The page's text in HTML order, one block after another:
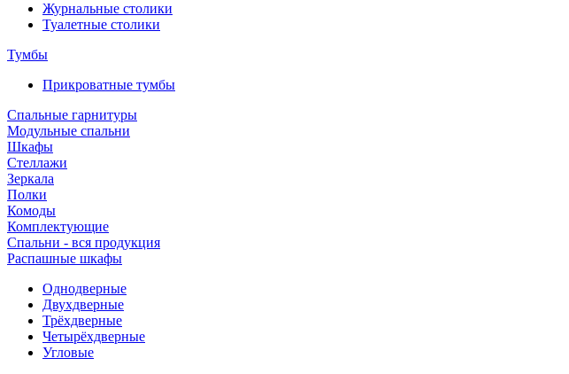
Журнальные столики
Туалетные столики
Тумбы
Прикроватные тумбы
Спальные гарнитуры
Модульные спальни
Шкафы
Стеллажи
Зеркала
Полки
Комоды
Комплектующие
Спальни - вся продукция
Распашные шкафы
Однодверные
Двухдверные
Трёхдверные
Четырёхдверные
Угловые